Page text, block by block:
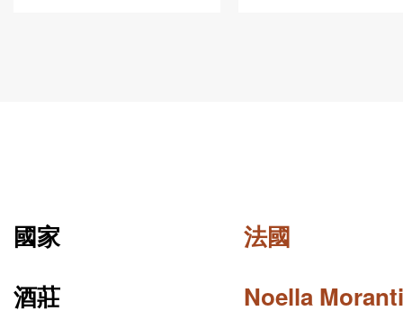
國家
法國
酒莊
Noella